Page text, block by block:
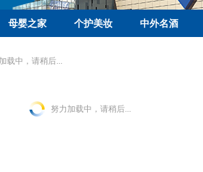
母婴之家 个护美妆 中外名酒
载中，请稍后...
努力加载中，请稍后...